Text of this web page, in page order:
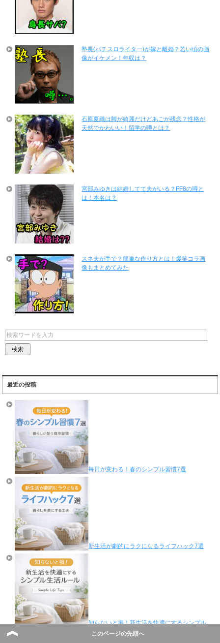
塾長(パチスロライター)が嫁と離婚？若い頃の画
像がイケメン！年収は？
石原夏織は脚が綺麗だけどあごが残念？性格が
天然でかわいい！留学の噂とは？
宮部みゆきは結婚してて夫がいる？FF8の噂と
は！本名は？
スネ夫が手で？簡単な作り方とは！爆笑コラ画
像もまとめてみた
最近の投稿
毎日が変わる！春のシンプル習慣7選
新生活が劇的にラクになるライフハック7選
知らないと損！新生活を快適にするシンプル
生活ルール
このページの先頭へ